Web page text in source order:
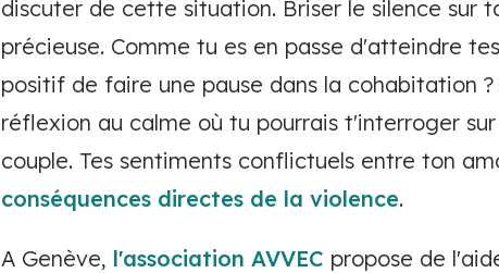
discuter de cette situation. Briser le silence sur
précieuse. Comme tu es en passe d'atteindre
positif de faire une pause dans la cohabitation
réflexion au calme où tu pourrais t'interroger
couple. Tes sentiments conflictuels entre ton
conséquences directes de la violence.
A Genève, l'association AVVEC propose de